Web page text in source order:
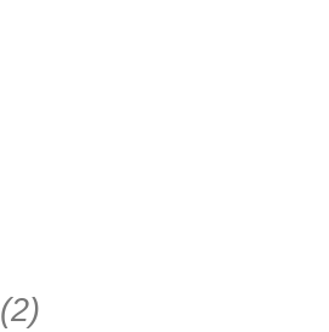
(2)